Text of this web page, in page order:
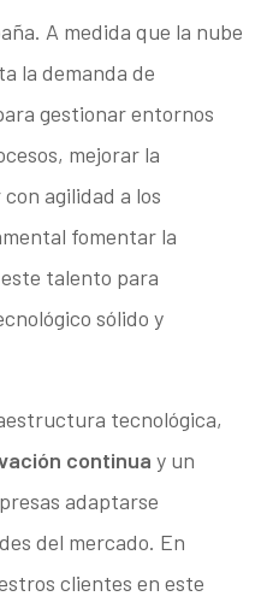
A medida que la nube
la demanda de
gestionar entornos
mejorar la
agilidad a los
fomentar la
talento para
sólido y
tecnológica,
continua y un
adaptarse
del mercado. En
clientes en este